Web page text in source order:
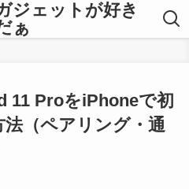
ジェットが好き
ぁ
11 ProをiPhoneで初
法（ペアリング・通